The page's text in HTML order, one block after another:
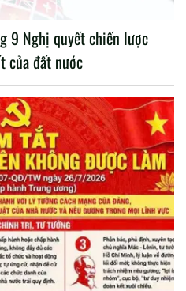
9 Nghị quyết chiến lược
của đất nước